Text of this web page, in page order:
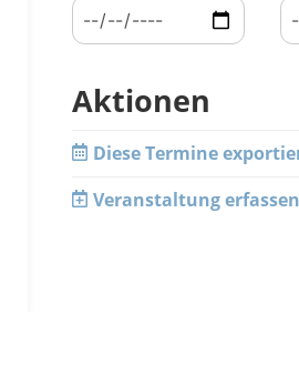
Aktionen
Diese Termine
Veranstaltung erfassen